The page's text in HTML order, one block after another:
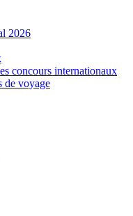
2026
concours internationaux
de voyage